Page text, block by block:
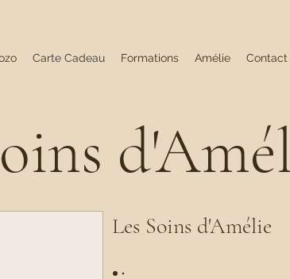
Carte Cadeau Formations Amélie Contact
Les Soins d'Amélie